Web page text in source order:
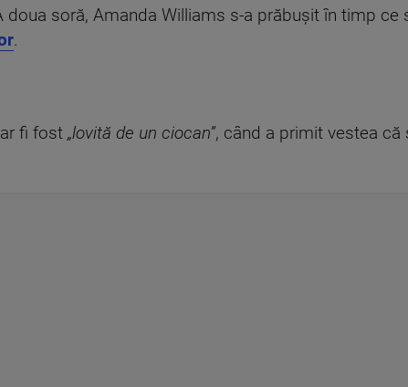
soră, Amanda Williams s-a prăbușit în timp ce
.
fi fost „lovită de un ciocan”, când a primit vestea că